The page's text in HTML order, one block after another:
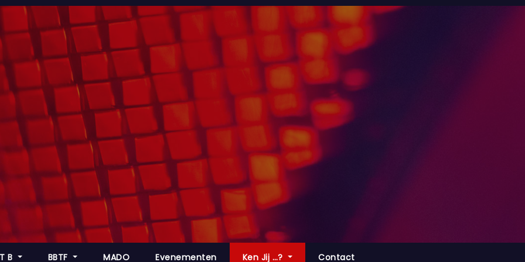
B BBTF MADO Evenementen Ken Jij …? Contact